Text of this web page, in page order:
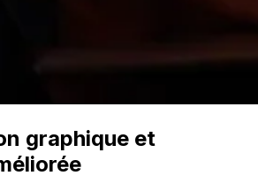
graphique et